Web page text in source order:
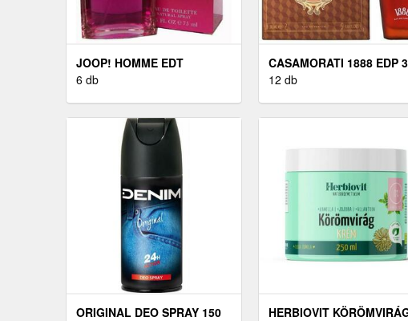
JOOP! HOMME EDT
6 db
CASAMORATI 1888 EDP
ML
12 db
ORIGINAL DEO SPRAY 150 HERBIOVIT